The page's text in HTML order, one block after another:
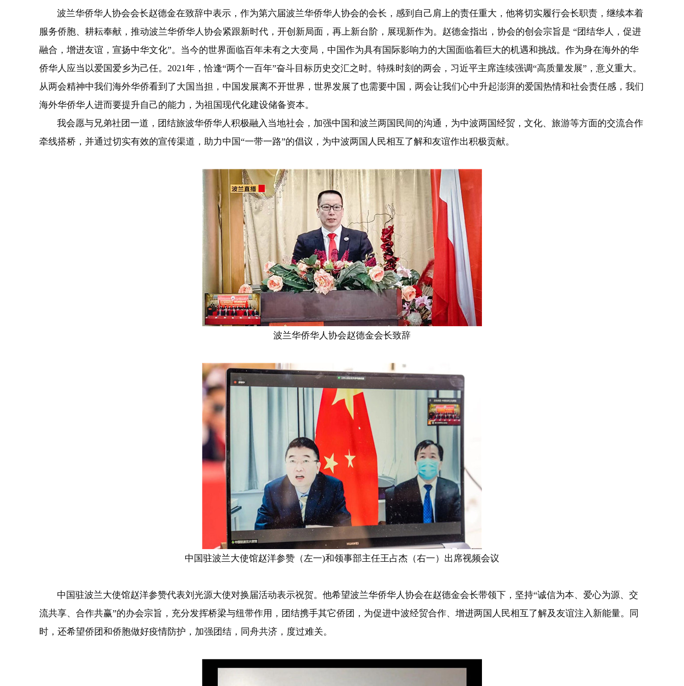
波兰华侨华人协会会长赵德金在致辞中表示，作为第六届波兰华侨华人协会的会长，感到自己肩上的责任重大，他将切实履行会长职责，继续本着
服务侨胞、耕耘奉献，推动波兰华侨华人协会紧跟新时代，开创新局面，再上新台阶，展现新作为。赵德金指出，协会的创会宗旨是 “团结华人，促进
融合，增进友谊，宣扬中华文化”。当今的世界面临百年未有之大变局，中国作为具有国际影响力的大国面临着巨大的机遇和挑战。作为身在海外的华
侨华人应当以爱国爱乡为己任。2021年，恰逢“两个一百年”奋斗目标历史交汇之时。特殊时刻的两会，习近平主席连续强调“高质量发展”，意义重大。
从两会精神中我们海外华侨看到了大国当担，中国发展离不开世界，世界发展了也需要中国，两会让我们心中升起澎湃的爱国热情和社会责任感，我们
海外华侨华人进而要提升自己的能力，为祖国现代化建设储备资本。
我会愿与兄弟社团一道，团结旅波华侨华人积极融入当地社会，加强中国和波兰两国民间的沟通，为中波两国经贸，文化、旅游等方面的交流合作
牵线搭桥，并通过切实有效的宣传渠道，助力中国“一带一路”的倡议，为中波两国人民相互了解和友谊作出积极贡献。
波兰华侨华人协会赵德金会长致辞
中国驻波兰大使馆赵洋参赞（左一)和领事部主任王占杰（右一）出席视频会议
中国驻波兰大使馆赵洋参赞代表刘光源大使对换届活动表示祝贺。他希望波兰华侨华人协会在赵德金会长带领下，坚持“诚信为本、爱心为源、交
流共享、合作共赢”的办会宗旨，充分发挥桥梁与纽带作用，团结携手其它侨团，为促进中波经贸合作、增进两国人民相互了解及友谊注入新能量。同
时，还希望侨团和侨胞做好疫情防护，加强团结，同舟共济，度过难关。